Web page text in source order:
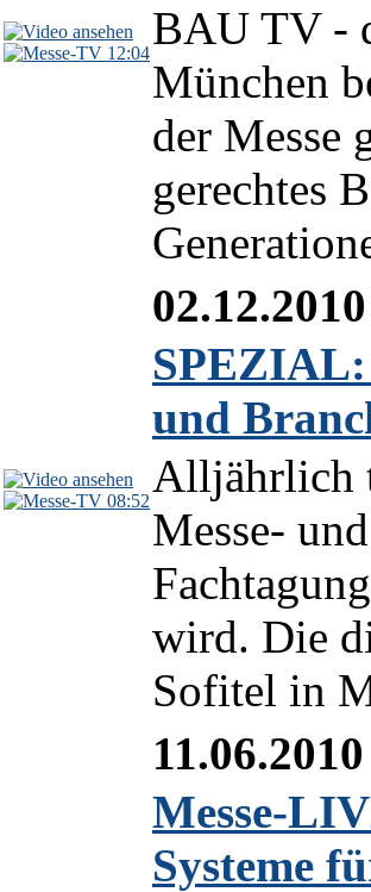
12:04BAU TV -
München
der Messe
gerechtes
08:52
02.12.2010
SPEZIAL:
und
Alljährlich
Messe-
wird. Die
Sofitel in
11.06.2010
Messe-
Systeme